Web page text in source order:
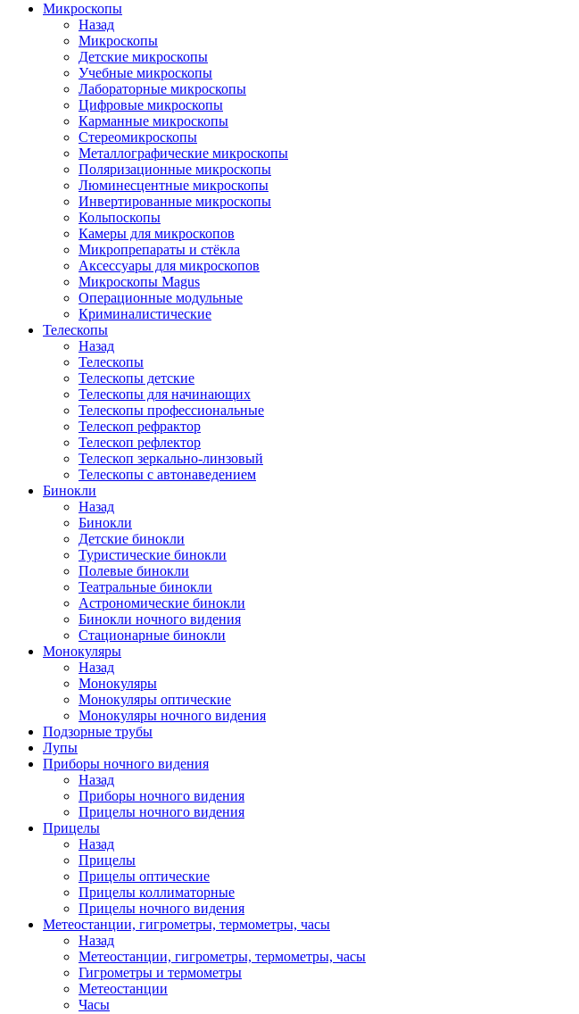
Микроскопы
Назад
Микроскопы
Детские микроскопы
Учебные микроскопы
Лабораторные микроскопы
Цифровые микроскопы
Карманные микроскопы
Стереомикроскопы
Металлографические микроскопы
Поляризационные микроскопы
Люминесцентные микроскопы
Инвертированные микроскопы
Кольпоскопы
Камеры для микроскопов
Микропрепараты и стёкла
Аксессуары для микроскопов
Микроскопы Magus
Операционные модульные
Криминалистические
Телескопы
Назад
Телескопы
Телескопы детские
Телескопы для начинающих
Телескопы профессиональные
Телескоп рефрактор
Телескоп рефлектор
Телескоп зеркально-линзовый
Телескопы с автонаведением
Бинокли
Назад
Бинокли
Детские бинокли
Туристические бинокли
Полевые бинокли
Театральные бинокли
Астрономические бинокли
Бинокли ночного видения
Стационарные бинокли
Монокуляры
Назад
Монокуляры
Монокуляры оптические
Монокуляры ночного видения
Подзорные трубы
Лупы
Приборы ночного видения
Назад
Приборы ночного видения
Прицелы ночного видения
Прицелы
Назад
Прицелы
Прицелы оптические
Прицелы коллиматорные
Прицелы ночного видения
Метеостанции, гигрометры, термометры, часы
Назад
Метеостанции, гигрометры, термометры, часы
Гигрометры и термометры
Метеостанции
Часы